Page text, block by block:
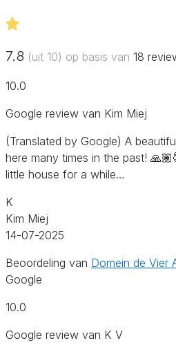
7.8 (uit 10) op basis van 18
10.0
Google review van Kim Miej
(Translated by Google) A
here many times in the past!
little house for a while…
K
Kim Miej
14-07-2025
Beoordeling van Domein de Vier
Google
10.0
Google review van K V